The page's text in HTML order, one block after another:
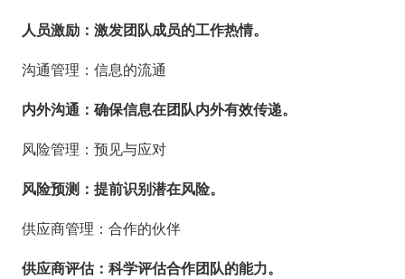
人员激励：激发团队成员的工作热情。
沟通管理：信息的流通
内外沟通：确保信息在团队内外有效传递。
风险管理：预见与应对
风险预测：提前识别潜在风险。
供应商管理：合作的伙伴
供应商评估：科学评估合作团队的能力。